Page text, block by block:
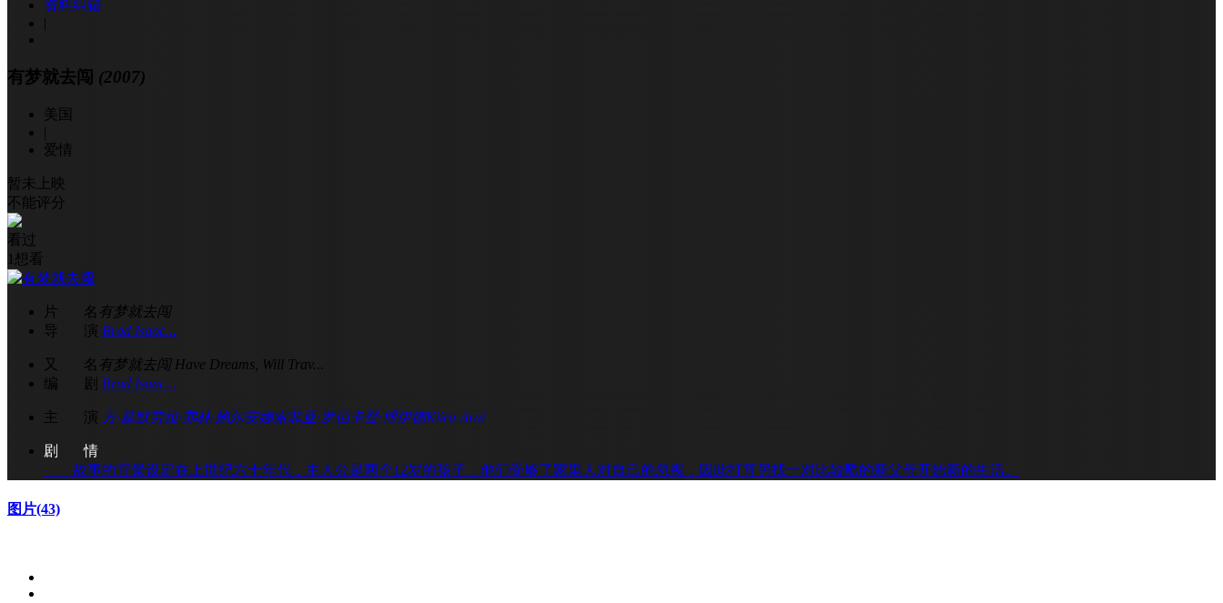
资料纠错
|
有梦就去闯 (2007)
美国
|
爱情
暂未上映
不能评分
看过
1 想看
片 名 有梦就去闯
导 演 Brad Isaac...
又 名 有梦就去闯 Have Dreams, Will Trav...
编 剧
Brad Isaac...
主 演 方·基默劳拉·弗林·鲍尔安娜索菲亚·罗伯卡登·博伊德Kiira Arai
剧 情
故事的背景设定在上世纪六十年代，主人公是两个12岁的孩子，他们受够了家里人对自己的忽视，因此打算另找一对比较酷的新父母开始新的生活。
图片(43)